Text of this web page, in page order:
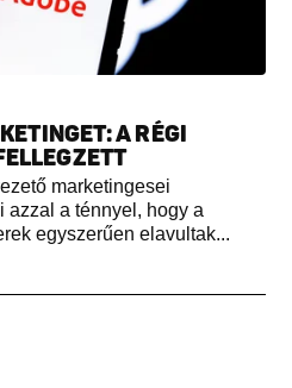
A RÉGI
marketingesei
azzal a ténnyel, hogy a
egyszerűen elavultak...